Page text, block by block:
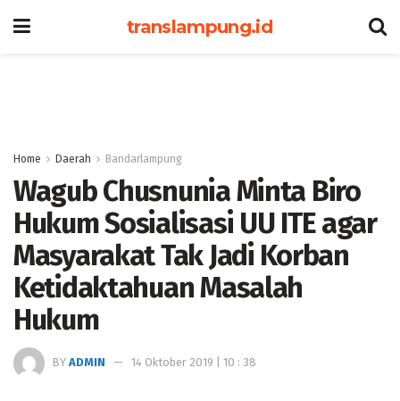
translampung.id
Home Daerah Bandarlampung
Wagub Chusnunia Minta Biro
Hukum Sosialisasi UU ITE agar
Masyarakat Tak Jadi Korban
Ketidaktahuan Masalah
Hukum
BY ADMIN 14 Oktober 2019 | 10 : 38